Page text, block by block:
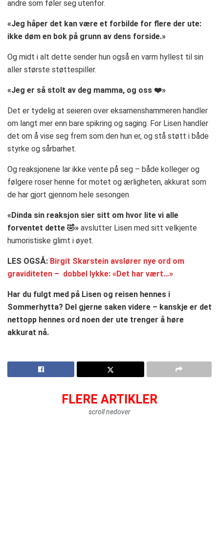
andre som føler seg utenfor.
«Jeg håper det kan være et forbilde for flere der ute:
ikke døm en bok på grunn av dens forside.»
Og midt i alt dette sender hun også en varm hyllest til sin
aller største støttespiller.
«Jeg er så stolt av deg mamma, og oss ❤️»
Det er tydelig at seieren over eksamenshammeren handler
om langt mer enn bare spikring og saging. For Lisen handler
det om å vise seg frem som den hun er, og stå støtt i både
styrke og sårbarhet.
Og reaksjonene lar ikke vente på seg – både kolleger og
følgere roser henne for motet og ærligheten, akkurat som
de har gjort gjennom hele sesongen.
«Dinda sin reaksjon sier sitt om hvor lite vi alle
forventet dette 🤣» avslutter Lisen med sitt velkjente
humoristiske glimt i øyet.
LES OGSÅ: Birgit Skarstein avslører nye ord om
graviditeten – dobbel lykke: «Det har vært…»
Har du fulgt med på Lisen og reisen hennes i
Sommerhytta? Del gjerne saken videre – kanskje er det
nettopp hennes ord noen der ute trenger å høre
akkurat nå.
FLERE ARTIKLER
scroll nedover